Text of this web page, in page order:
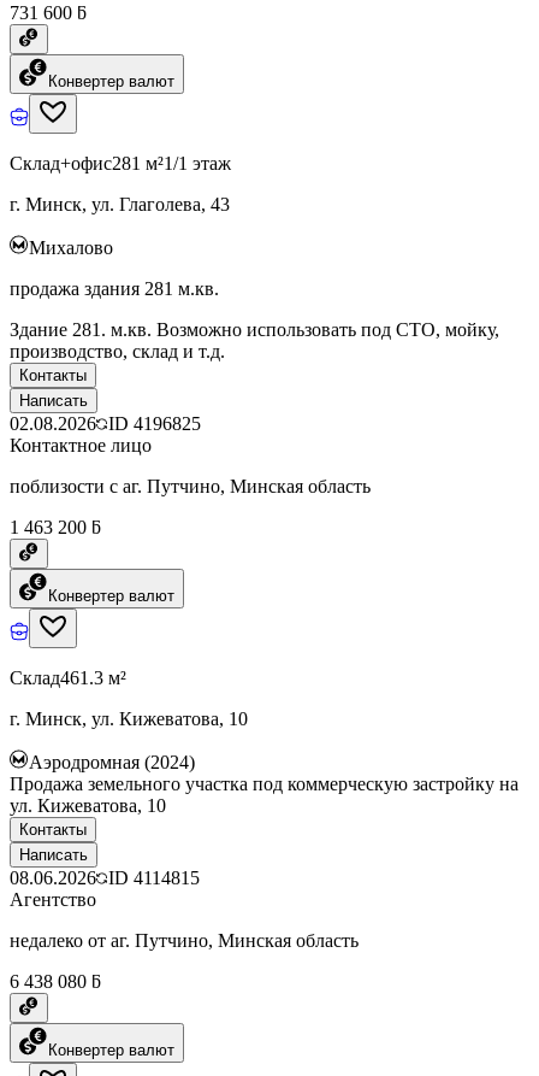
731 600 ƃ
Конвертер валют
Склад+офис281 м²1/1 этаж
г. Минск, ул. Глаголева, 43
Михалово
продажа здания 281 м.кв.
Здание 281. м.кв. Возможно использовать под СТО, мойку,
производство, склад и т.д.
Контакты
Написать
02.08.2026 ID 4196825
Контактное лицо
поблизости с аг. Путчино, Минская область
1 463 200 ƃ
Конвертер валют
Склад461.3 м²
г. Минск, ул. Кижеватова, 10
Аэродромная (2024)
Продажа земельного участка под коммерческую застройку на
ул. Кижеватова, 10
Контакты
Написать
08.06.2026 ID 4114815
Агентство
недалеко от аг. Путчино, Минская область
6 438 080 ƃ
Конвертер валют